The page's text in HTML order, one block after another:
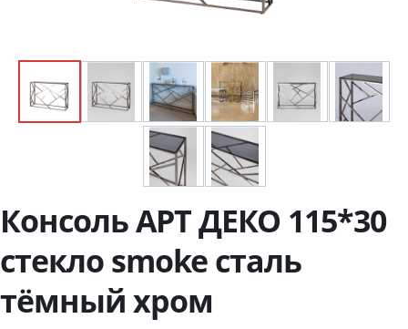
Консоль АРТ ДЕКО 115*30
стекло smoke сталь
тёмный хром